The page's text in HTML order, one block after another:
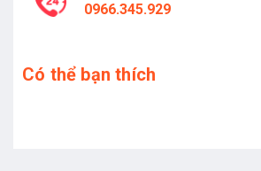
0966.345.929
Có thể bạn thích